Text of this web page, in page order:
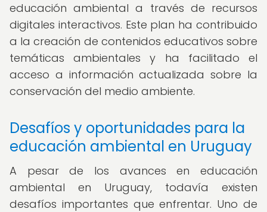
educación ambiental a través de recursos
digitales interactivos. Este plan ha contribuido
a la creación de contenidos educativos sobre
temáticas ambientales y ha facilitado el
acceso a información actualizada sobre la
conservación del medio ambiente.
Desafíos y oportunidades para la
educación ambiental en Uruguay
A pesar de los avances en educación
ambiental en Uruguay, todavía existen
desafíos importantes que enfrentar. Uno de